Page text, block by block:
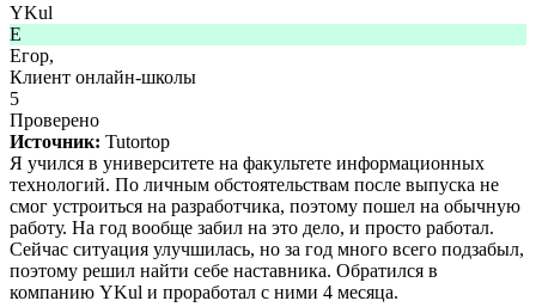
YKul
Е
Егор,
Клиент онлайн-школы
5
Проверено
Источник: Tutortop
Я учился в университете на факультете информационных
технологий. По личным обстоятельствам после выпуска не
смог устроиться на разработчика, поэтому пошел на обычную
работу. На год вообще забил на это дело, и просто работал.
Сейчас ситуация улучшилась, но за год много всего подзабыл,
поэтому решил найти себе наставника. Обратился в
компанию YKul и проработал с ними 4 месяца.